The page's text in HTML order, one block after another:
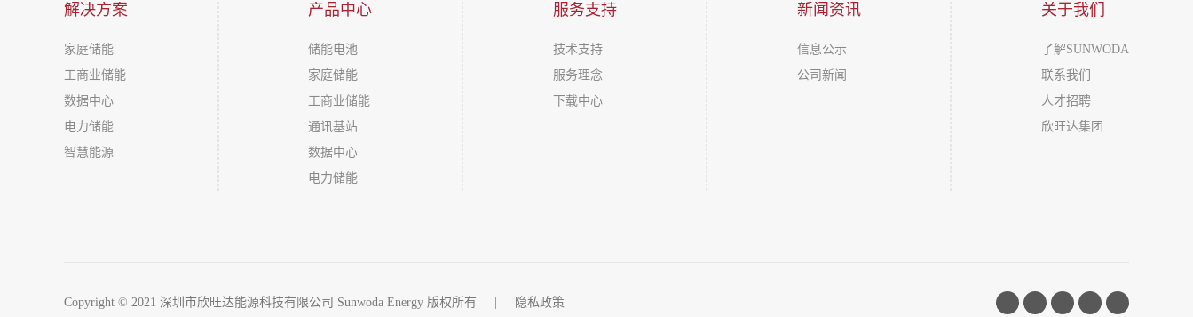
解决方案
家庭储能
工商业储能
数据中心
电力储能
智慧能源
产品中心
储能电池
家庭储能
工商业储能
通讯基站
数据中心
电力储能
服务支持
技术支持
服务理念
下载中心
新闻资讯
信息公示
公司新闻
关于我们
了解SUNWODA
联系我们
人才招聘
欣旺达集团
Copyright © 2021 深圳市欣旺达能源科技有限公司 Sunwoda Energy 版权所有 隐私政策